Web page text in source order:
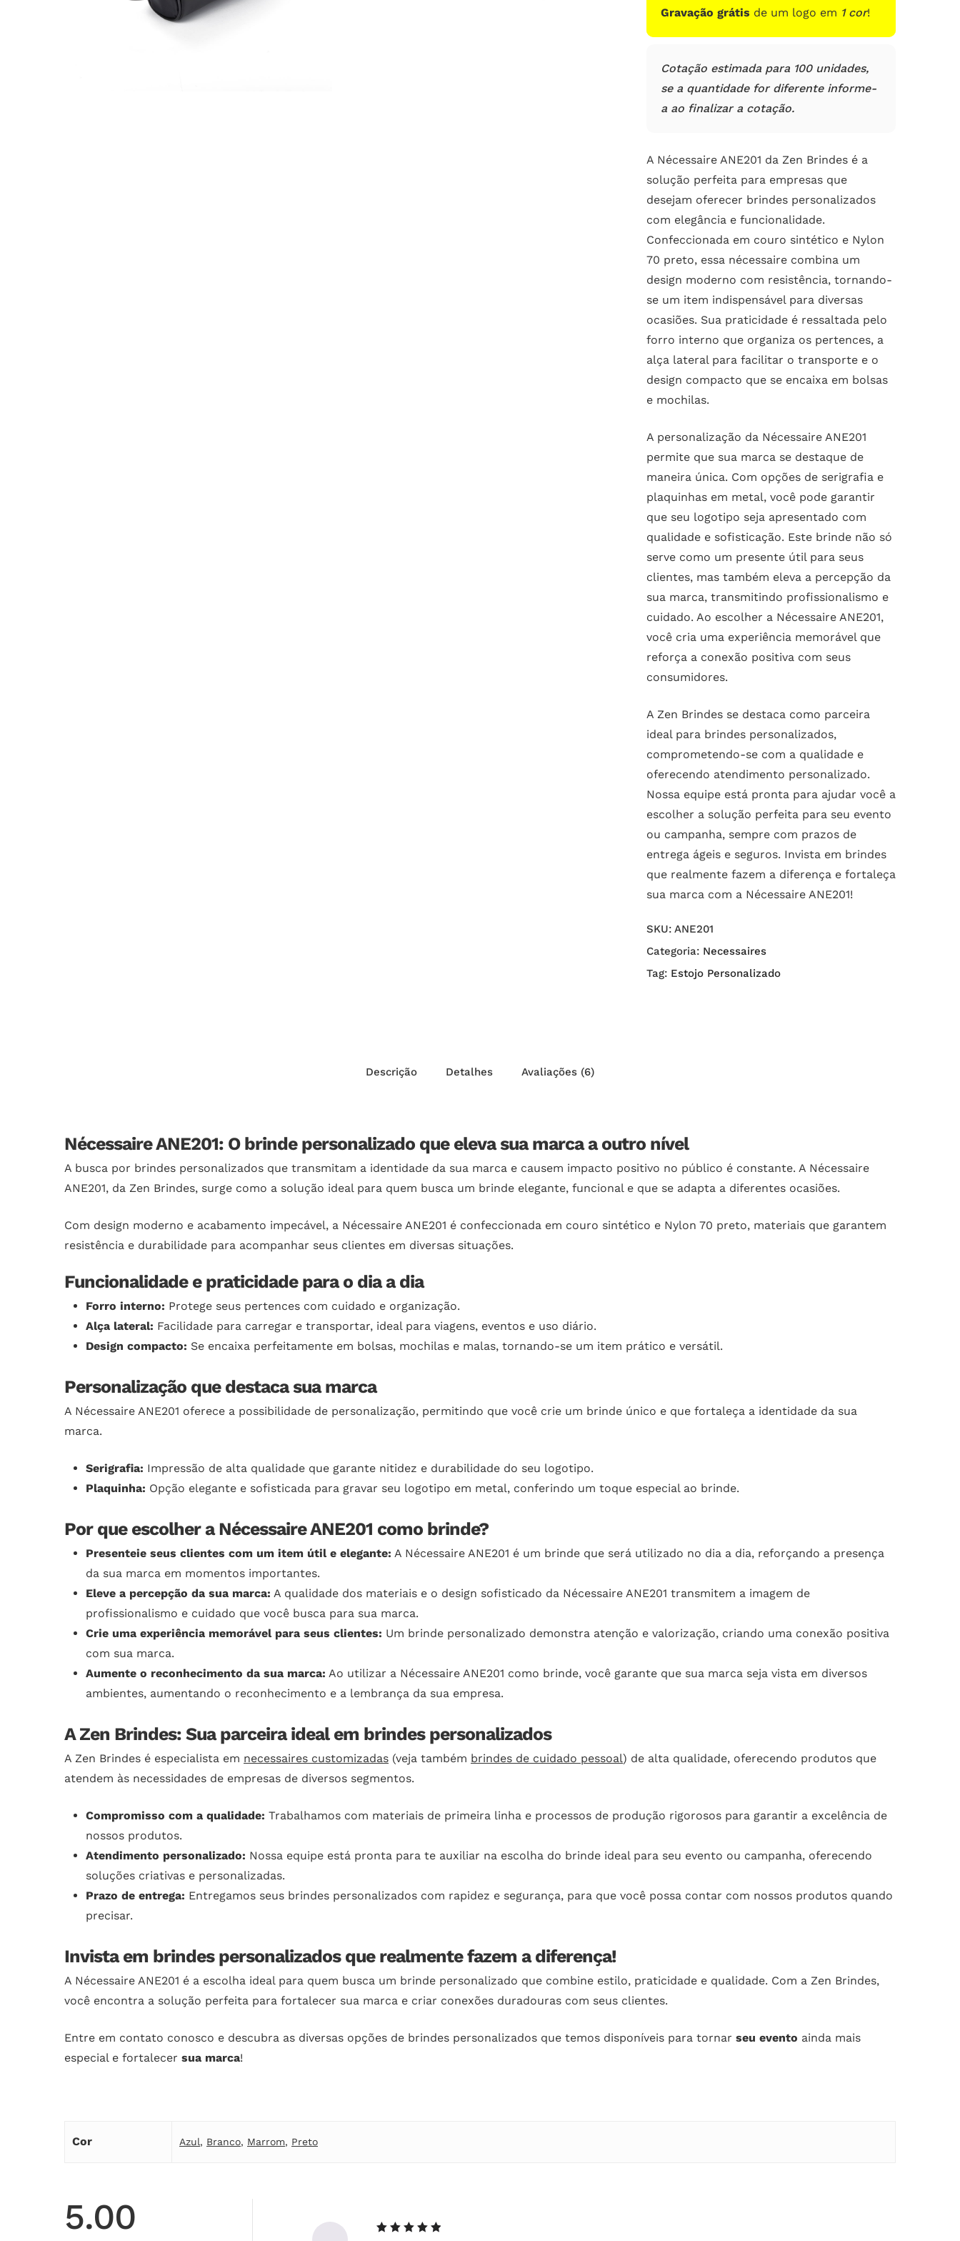
Gravação grátis de um logo em 1 cor!
Cotação estimada para 100 unidades,
se a quantidade for diferente informe-
a ao finalizar a cotação.
A Nécessaire ANE201 da Zen Brindes é a
solução perfeita para empresas que
desejam oferecer brindes personalizados
com elegância e funcionalidade.
Confeccionada em couro sintético e Nylon
70 preto, essa nécessaire combina um
design moderno com resistência, tornando-
se um item indispensável para diversas
ocasiões. Sua praticidade é ressaltada pelo
forro interno que organiza os pertences, a
alça lateral para facilitar o transporte e o
design compacto que se encaixa em bolsas
e mochilas.
A personalização da Nécessaire ANE201
permite que sua marca se destaque de
maneira única. Com opções de serigrafia e
plaquinhas em metal, você pode garantir
que seu logotipo seja apresentado com
qualidade e sofisticação. Este brinde não só
serve como um presente útil para seus
clientes, mas também eleva a percepção da
sua marca, transmitindo profissionalismo e
cuidado. Ao escolher a Nécessaire ANE201,
você cria uma experiência memorável que
reforça a conexão positiva com seus
consumidores.
A Zen Brindes se destaca como parceira
ideal para brindes personalizados,
comprometendo-se com a qualidade e
oferecendo atendimento personalizado.
Nossa equipe está pronta para ajudar você a
escolher a solução perfeita para seu evento
ou campanha, sempre com prazos de
entrega ágeis e seguros. Invista em brindes
que realmente fazem a diferença e fortaleça
sua marca com a Nécessaire ANE201!
SKU: ANE201
Categoria: Necessaires
Tag: Estojo Personalizado
Descrição Detalhes Avaliações (6)
Nécessaire ANE201: O brinde personalizado que eleva sua marca a outro nível
A busca por brindes personalizados que transmitam a identidade da sua marca e causem impacto positivo no público é constante. A Nécessaire
ANE201, da Zen Brindes, surge como a solução ideal para quem busca um brinde elegante, funcional e que se adapta a diferentes ocasiões.
Com design moderno e acabamento impecável, a Nécessaire ANE201 é confeccionada em couro sintético e Nylon 70 preto, materiais que garantem
resistência e durabilidade para acompanhar seus clientes em diversas situações.
Funcionalidade e praticidade para o dia a dia
Forro interno: Protege seus pertences com cuidado e organização.
Alça lateral: Facilidade para carregar e transportar, ideal para viagens, eventos e uso diário.
Design compacto: Se encaixa perfeitamente em bolsas, mochilas e malas, tornando-se um item prático e versátil.
Personalização que destaca sua marca
A Nécessaire ANE201 oferece a possibilidade de personalização, permitindo que você crie um brinde único e que fortaleça a identidade da sua
marca.
Serigrafia: Impressão de alta qualidade que garante nitidez e durabilidade do seu logotipo.
Plaquinha: Opção elegante e sofisticada para gravar seu logotipo em metal, conferindo um toque especial ao brinde.
Por que escolher a Nécessaire ANE201 como brinde?
Presenteie seus clientes com um item útil e elegante: A Nécessaire ANE201 é um brinde que será utilizado no dia a dia, reforçando a presença
da sua marca em momentos importantes.
Eleve a percepção da sua marca: A qualidade dos materiais e o design sofisticado da Nécessaire ANE201 transmitem a imagem de
profissionalismo e cuidado que você busca para sua marca.
Crie uma experiência memorável para seus clientes: Um brinde personalizado demonstra atenção e valorização, criando uma conexão positiva
com sua marca.
Aumente o reconhecimento da sua marca: Ao utilizar a Nécessaire ANE201 como brinde, você garante que sua marca seja vista em diversos
ambientes, aumentando o reconhecimento e a lembrança da sua empresa.
A Zen Brindes: Sua parceira ideal em brindes personalizados
A Zen Brindes é especialista em necessaires customizadas (veja também brindes de cuidado pessoal) de alta qualidade, oferecendo produtos que
atendem às necessidades de empresas de diversos segmentos.
Compromisso com a qualidade: Trabalhamos com materiais de primeira linha e processos de produção rigorosos para garantir a excelência de
nossos produtos.
Atendimento personalizado: Nossa equipe está pronta para te auxiliar na escolha do brinde ideal para seu evento ou campanha, oferecendo
soluções criativas e personalizadas.
Prazo de entrega: Entregamos seus brindes personalizados com rapidez e segurança, para que você possa contar com nossos produtos quando
precisar.
Invista em brindes personalizados que realmente fazem a diferença!
A Nécessaire ANE201 é a escolha ideal para quem busca um brinde personalizado que combine estilo, praticidade e qualidade. Com a Zen Brindes,
você encontra a solução perfeita para fortalecer sua marca e criar conexões duradouras com seus clientes.
Entre em contato conosco e descubra as diversas opções de brindes personalizados que temos disponíveis para tornar seu evento ainda mais
especial e fortalecer sua marca!
Cor Azul, Branco, Marrom, Preto
5.00